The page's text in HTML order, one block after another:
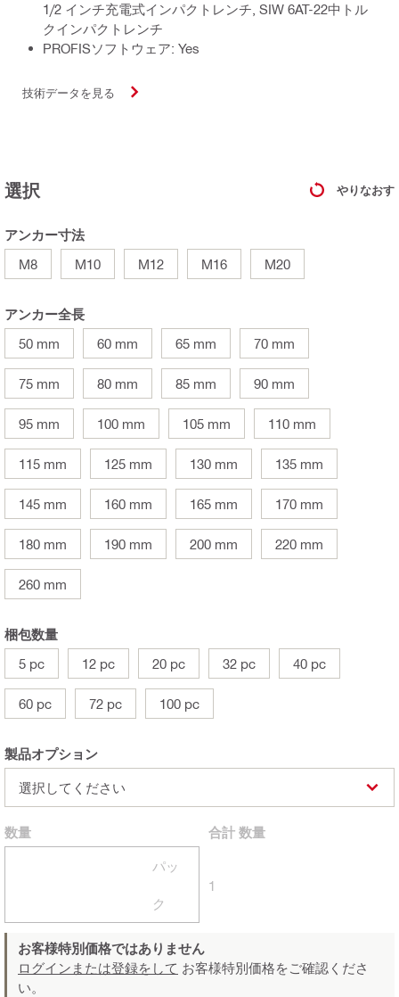
1/2 インチ充電式インパクトレンチ, SIW 6AT-22中トル
クインパクトレンチ
PROFISソフトウェア: Yes
技術データを見る
選択 やりなおす
アンカー寸法
M8
M10 M12 M16 M20
アンカー全長
50 mm
60 mm 65 mm 70 mm
75 mm 80 mm 85 mm 90 mm
95 mm 100 mm 105 mm 110 mm
115 mm 125 mm 130 mm 135 mm
145 mm 160 mm 165 mm 170 mm
180 mm 190 mm 200 mm 220 mm
260 mm
梱包数量
5 pc
12 pc 20 pc 32 pc 40 pc
60 pc 72 pc 100 pc
製品オプション
選択してください
数量
パッ
ク
合計 数量
1
お客様特別価格ではありません
ログインまたは登録をして お客様特別価格をご確認くださ
い。